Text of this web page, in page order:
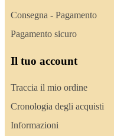
Consegna - Pagamento
Pagamento sicuro
Il tuo account
Traccia il mio ordine
Cronologia degli acquisti
Informazioni